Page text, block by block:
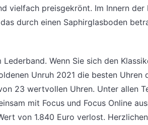
vielfach preisgekrönt. Im Innern
durch einen Saphirglasboden
Wenn Sie sich den
Unruh 2021 die besten Uhren
23 wertvollen Uhren. Unter allen
mit Focus und Focus Online
von 1.840 Euro verlost.